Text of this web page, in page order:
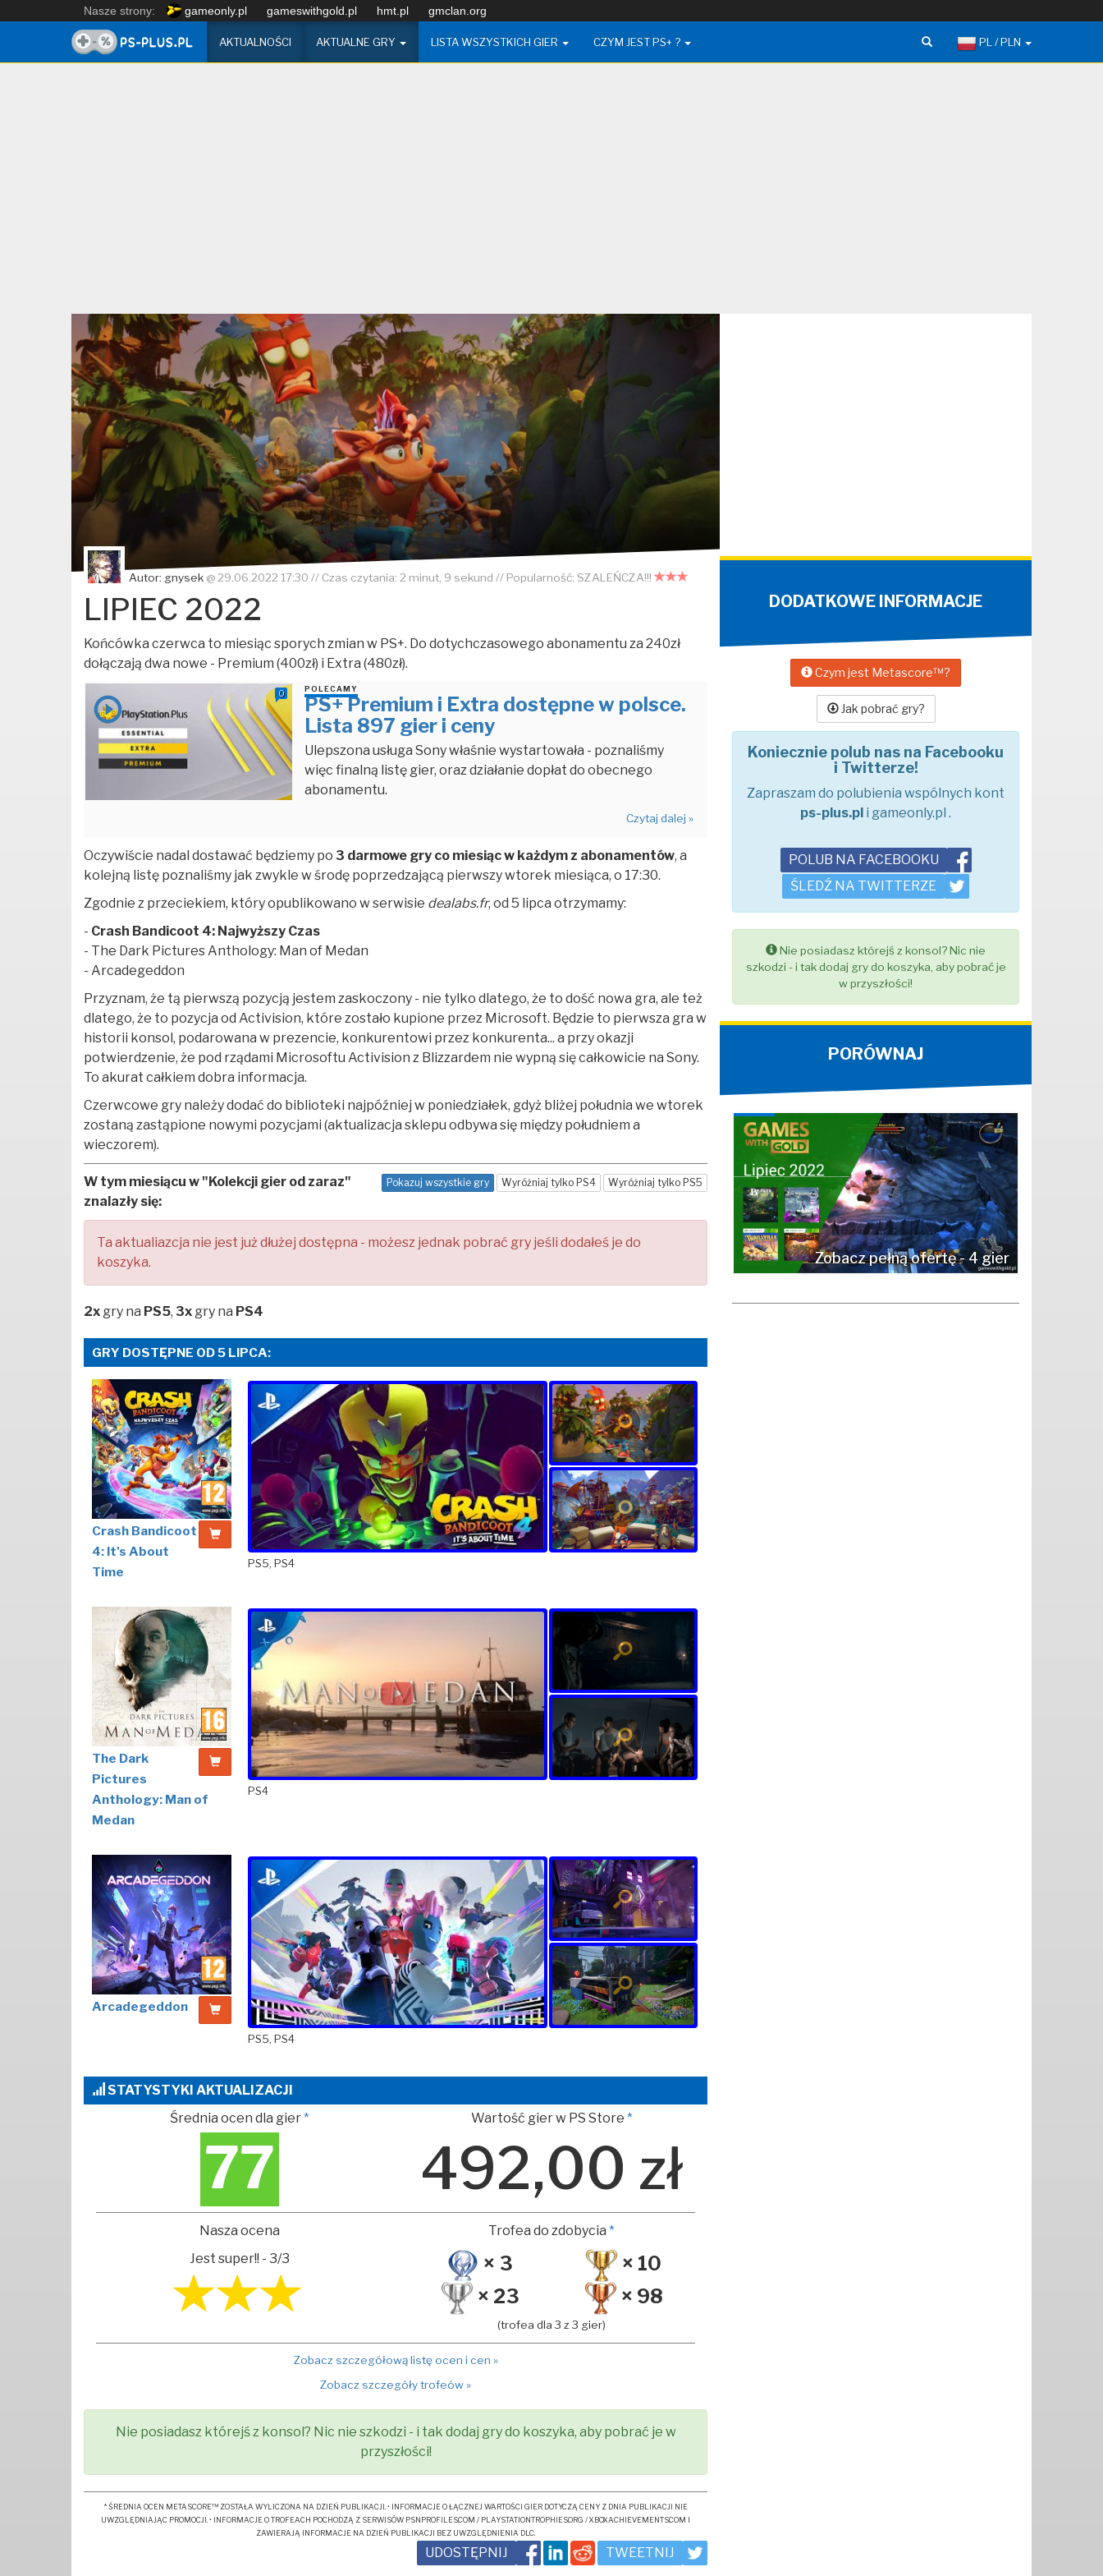
Nasze strony: gameonly.pl gameswithgold.pl hmt.pl gmclan.org
AKTUALNOŚCI AKTUALNE GRY LISTA WSZYSTKICH GIER CZYM JEST PS+ ? PL / PLN
Autor: gnysek @29.06.2022 17:30 // Czas czytania: 2 minut, 9 sekund // Popularność: SZALEŃCZA!!!
LIPIEC 2022
Końcówka czerwca to miesiąc sporych zmian w PS+. Do dotychczasowego abonamentu za 240zł
dołączają dwa nowe - Premium (400zł) i Extra (480zł).
0 POLECAMY
PS+ Premium i Extra dostępne w polsce.
Lista 897 gier i ceny
Ulepszona usługa Sony właśnie wystartowała - poznaliśmy
więc finalną listę gier, oraz działanie dopłat do obecnego
abonamentu.
Czytaj dalej »
Oczywiście nadal dostawać będziemy po 3 darmowe gry co miesiąc w każdym z abonamentów, a
kolejną listę poznaliśmy jak zwykle w środę poprzedzającą pierwszy wtorek miesiąca, o 17:30.
Zgodnie z przeciekiem, który opublikowano w serwisie dealabs.fr, od 5 lipca otrzymamy:
- Crash Bandicoot 4: Najwyższy Czas
- The Dark Pictures Anthology: Man of Medan
- Arcadegeddon
Przyznam, że tą pierwszą pozycją jestem zaskoczony - nie tylko dlatego, że to dość nowa gra, ale też
dlatego, że to pozycja od Activision, które zostało kupione przez Microsoft. Będzie to pierwsza gra w
historii konsol, podarowana w prezencie, konkurentowi przez konkurenta... a przy okazji
potwierdzenie, że pod rządami Microsoftu Activision z Blizzardem nie wypną się całkowicie na Sony.
To akurat całkiem dobra informacja.
Czerwcowe gry należy dodać do biblioteki najpóźniej w poniedziałek, gdyż bliżej południa we wtorek
zostaną zastąpione nowymi pozycjami (aktualizacja sklepu odbywa się między południem a
wieczorem).
Pokazuj wszystkie gry Wyróżniaj tylko PS4 Wyróżniaj tylko PS5
W tym miesiącu w "Kolekcji gier od zaraz"
znalazły się:
Ta aktualiazcja nie jest już dłużej dostępna - możesz jednak pobrać gry jeśli dodałeś je do
koszyka.
2x gry na PS5, 3x gry na PS4
GRY DOSTĘPNE OD 5 LIPCA:
Crash Bandicoot
4: It's About
Time
PS5, PS4
The Dark
Pictures
Anthology: Man of
Medan
PS4
Arcadegeddon
PS5, PS4
STATYSTYKI AKTUALIZACJI
Średnia ocen dla gier*
77
Wartość gier w PS Store *
492,00 zł
Nasza ocena
Jest super!! - 3/3
Trofea do zdobycia *
× 3
× 10
× 23
× 98
(trofea dla 3 z 3 gier)
Zobacz szczegółową listę ocen i cen »
Zobacz szczegóły trofeów »
Nie posiadasz którejś z konsol? Nic nie szkodzi - i tak dodaj gry do koszyka, aby pobrać je w
przyszłości!
* ŚREDNIA OCEN METASCORE™ ZOSTAŁA WYLICZONA NA DZIEŃ PUBLIKACJI. • INFORMACJE O ŁĄCZNEJ WARTOŚCI GIER DOTYCZĄ CENY Z DNIA PUBLIKACJI NIE
UWZGLĘDNIAJĄC PROMOCJI. • INFORMACJE O TROFEACH POCHODZĄ Z SERWISÓW PSNPROFILES.COM / PLAYSTATIONTROPHIES.ORG / XBOXACHIEVEMENTS.COM I
ZAWIERAJĄ INFORMACJE NA DZIEŃ PUBLIKACJI BEZ UWZGLĘDNIENIA DLC.
UDOSTĘPNIJ TWEETNIJ
DODATKOWE INFORMACJE
Czym jest Metascore™?
Jak pobrać gry?
Koniecznie polub nas na Facebooku
i Twitterze!
Zapraszam do polubienia wspólnych kont
ps-plus.pl i gameonly.pl .
POLUB NA FACEBOOKU
ŚLEDŹ NA TWITTERZE
Nie posiadasz którejś z konsol? Nic nie
szkodzi - i tak dodaj gry do koszyka, aby pobrać je
w przyszłości!
PORÓWNAJ
Zobacz pełną ofertę - 4 gier